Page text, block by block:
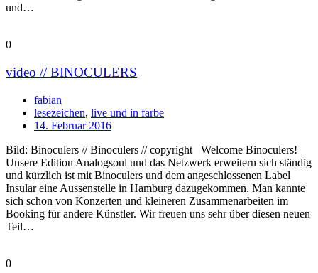
und…
0
video // BINOCULERS
fabian
lesezeichen, live und in farbe
14. Februar 2016
Bild: Binoculers // Binoculers // copyright Welcome Binoculers!
Unsere Edition Analogsoul und das Netzwerk erweitern sich ständig
und kürzlich ist mit Binoculers und dem angeschlossenen Label
Insular eine Aussenstelle in Hamburg dazugekommen. Man kannte
sich schon von Konzerten und kleineren Zusammenarbeiten im
Booking für andere Künstler. Wir freuen uns sehr über diesen neuen
Teil…
0